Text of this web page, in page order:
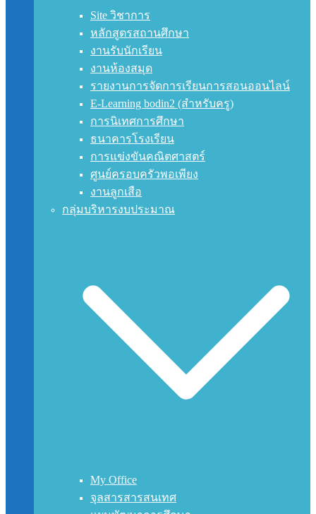
Site วิชาการ
หลักสูตรสถานศึกษา
งานรับนักเรียน
งานห้องสมุด
รายงานการจัดการเรียนการสอนออนไลน์
E-Learning bodin2 (สำหรับครู)
การนิเทศการศึกษา
ธนาคารโรงเรียน
การแข่งขันคณิตศาสตร์
ศูนย์ครอบครัวพอเพียง
งานลูกเสือ
กลุ่มบริหารงบประมาณ
My Office
จุลสารสารสนเทศ